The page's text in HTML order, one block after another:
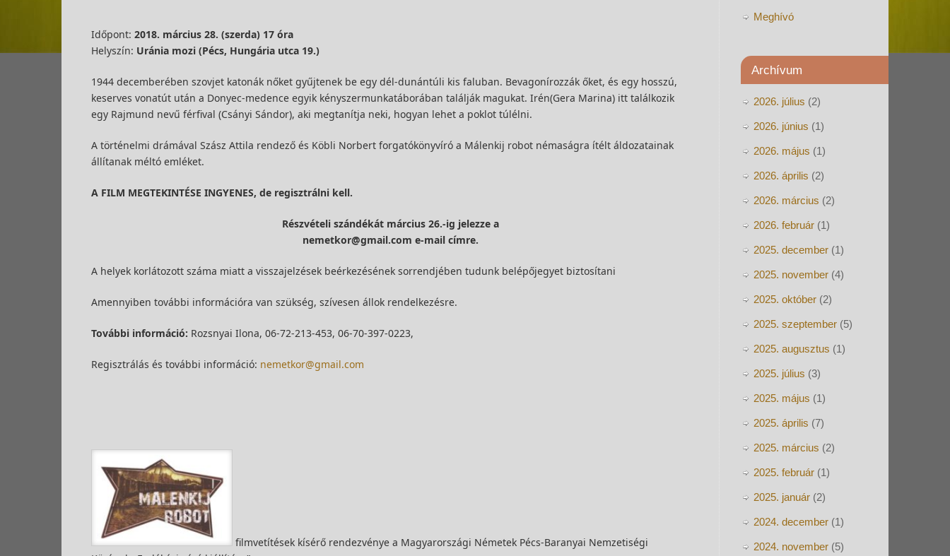
Időpont: 2018. március 28. (szerda) 17 óra
Helyszín: Uránia mozi (Pécs, Hungária utca 19.)
1944 decemberében szovjet katonák nőket gyűjtenek be egy dél-dunántúli kis faluban. Bevagonírozzák őket, és egy hosszú,
keserves vonatút után a Donyec-medence egyik kényszermunkatáborában találják magukat. Irén(Gera Marina) itt találkozik
egy Rajmund nevű férfival (Csányi Sándor), aki megtanítja neki, hogyan lehet a poklot túlélni.
A történelmi drámával Szász Attila rendező és Köbli Norbert forgatókönyvíró a Málenkij robot némaságra ítélt áldozatainak
állítanak méltó emléket.
A FILM MEGTEKINTÉSE INGYENES, de regisztrálni kell.
Részvételi szándékát március 26.-ig jelezze a
nemetkor@gmail.com e-mail címre.
A helyek korlátozott száma miatt a visszajelzések beérkezésének sorrendjében tudunk belépőjegyet biztosítani
Amennyiben további információra van szükség, szívesen állok rendelkezésre.
További információ: Rozsnyai Ilona, 06-72-213-453, 06-70-397-0223,
Regisztrálás és további információ: nemetkor@gmail.com
filmvetítések kísérő rendezvénye a Magyarországi Németek Pécs-Baranyai Nemzetiségi
Meghívó
Archívum
2026. július (2)
2026. június (1)
2026. május (1)
2026. április (2)
2026. március (2)
2026. február (1)
2025. december (1)
2025. november (4)
2025. október (2)
2025. szeptember (5)
2025. augusztus (1)
2025. július (3)
2025. május (1)
2025. április (7)
2025. március (2)
2025. február (1)
2025. január (2)
2024. december (1)
2024. november (5)